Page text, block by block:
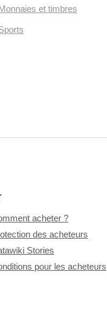
et timbres
acheter ?
des acheteurs
Stories
pour les acheteurs